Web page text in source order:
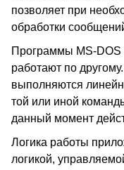
позволяет при
обработки
Программы MS-DOS
работают по
выполняются
той или иной
данный момент
Логика работы
логикой,